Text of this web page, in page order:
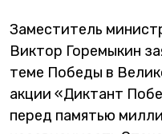
Заместитель
Виктор Горемыкин
теме Победы в
акции «Диктант
перед памятью